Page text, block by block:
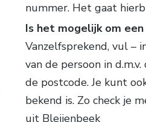
nummer. Het gaat
Is het mogelijk om
Vanzelfsprekend, vul –
van de persoon in
de postcode. Je kunt
bekend is. Zo check je
uit Bleijenbeek